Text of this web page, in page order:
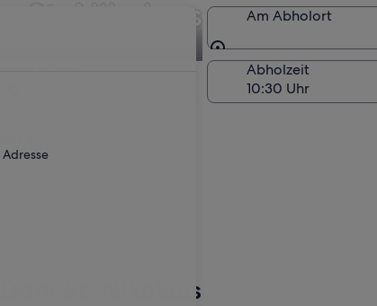
St. Nikolaus Am Abholort
Am Abholort
Abholzeit
an.
St. Nikolaus